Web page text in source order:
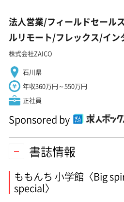
法人営業/フィールドセール
ルリモート/フレックス/イン
株式会社ZAICO
石川県
年収360万円～550万円
正社員
Sponsored by
書誌情報
ももんち 小学館〈Big
special〉